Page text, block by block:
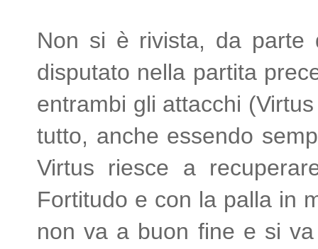
Non si è rivista, da parte
disputato nella partita
entrambi gli attacchi
tutto, anche essendo
Virtus riesce a
Fortitudo e con la palla in
non va a buon fine e si